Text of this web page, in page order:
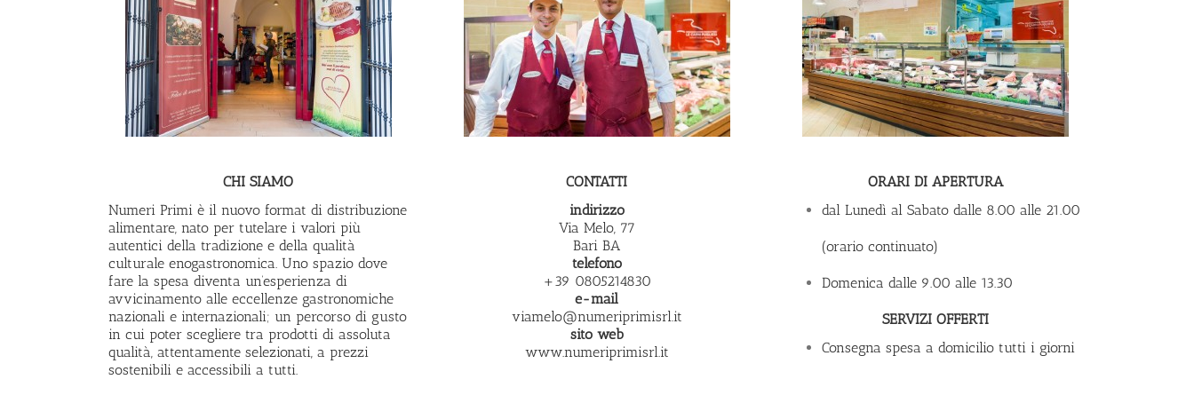
CHI SIAMO
Numeri Primi è il nuovo format di distribuzione
alimentare, nato per tutelare i valori più
autentici della tradizione e della qualità
culturale enogastronomica. Uno spazio dove
fare la spesa diventa un’esperienza di
avvicinamento alle eccellenze gastronomiche
nazionali e internazionali; un percorso di gusto
in cui poter scegliere tra prodotti di assoluta
qualità, attentamente selezionati, a prezzi
sostenibili e accessibili a tutti.
CONTATTI
indirizzo
Via Melo, 77
Bari BA
telefono
+39 0805214830
e-mail
viamelo@numeriprimisrl.it
sito web
www.numeriprimisrl.it
ORARI DI APERTURA
dal Lunedì al Sabato dalle 8.00 alle 21.00
(orario continuato)
Domenica dalle 9.00 alle 13.30
SERVIZI OFFERTI
Consegna spesa a domicilio tutti i giorni